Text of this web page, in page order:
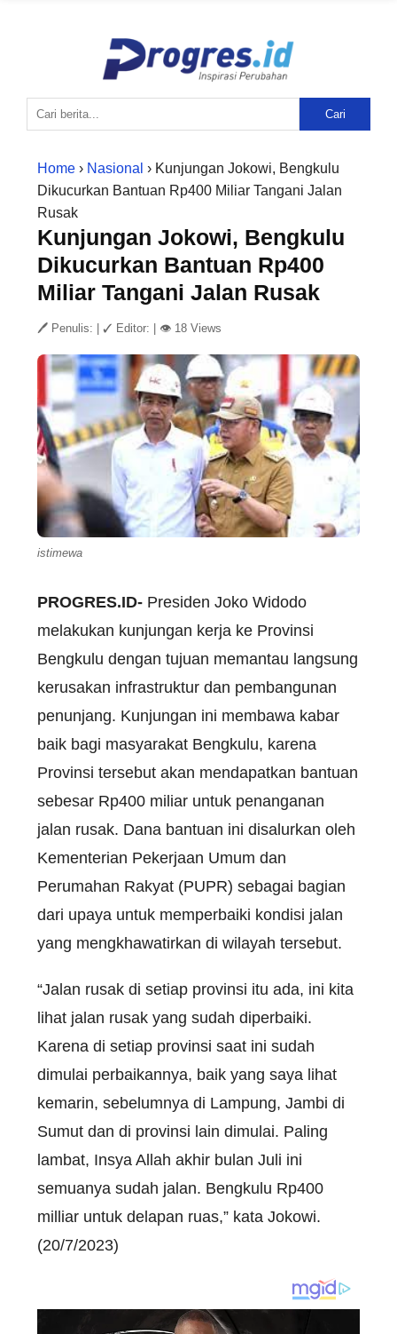
Cari
Home › Nasional › Kunjungan Jokowi, Bengkulu
Dikucurkan Bantuan Rp400 Miliar Tangani Jalan
Rusak
Kunjungan Jokowi, Bengkulu
Dikucurkan Bantuan Rp400
Miliar Tangani Jalan Rusak
🖊 Penulis: ✓ Editor: 👁 18 Views
istimewa
PROGRES.ID- Presiden Joko Widodo
melakukan kunjungan kerja ke Provinsi
Bengkulu dengan tujuan memantau langsung
kerusakan infrastruktur dan pembangunan
penunjang. Kunjungan ini membawa kabar
baik bagi masyarakat Bengkulu, karena
Provinsi tersebut akan mendapatkan bantuan
sebesar Rp400 miliar untuk penanganan
jalan rusak. Dana bantuan ini disalurkan oleh
Kementerian Pekerjaan Umum dan
Perumahan Rakyat (PUPR) sebagai bagian
dari upaya untuk memperbaiki kondisi jalan
yang mengkhawatirkan di wilayah tersebut.
“Jalan rusak di setiap provinsi itu ada, ini kita
lihat jalan rusak yang sudah diperbaiki.
Karena di setiap provinsi saat ini sudah
dimulai perbaikannya, baik yang saya lihat
kemarin, sebelumnya di Lampung, Jambi di
Sumut dan di provinsi lain dimulai. Paling
lambat, Insya Allah akhir bulan Juli ini
semuanya sudah jalan. Bengkulu Rp400
milliar untuk delapan ruas,” kata Jokowi.
(20/7/2023)